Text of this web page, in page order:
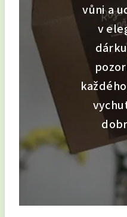
vůni a
v